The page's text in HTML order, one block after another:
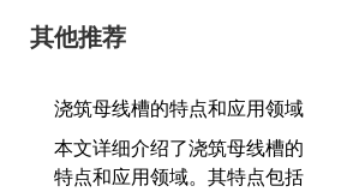
其他推荐
浇筑母线槽的特点和应用领域
本文详细介绍了浇筑母线槽的
特点和应用领域。其特点包括